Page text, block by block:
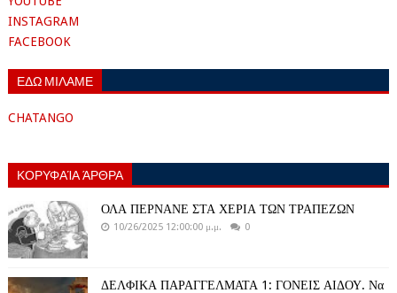
INSTAGRAM
FACEBOOK
ΕΔΩ ΜΙΛΑΜΕ
CHATANGO
ΚΟΡΥΦΑΊΑ ΆΡΘΡΑ
ΟΛΑ ΠΕΡΝΑΝΕ ΣΤΑ ΧΕΡΙΑ ΤΩΝ ΤΡΑΠΕΖΩΝ
10/26/2025 12:00:00 μ.μ. 0
ΔΕΛΦΙΚΑ ΠΑΡΑΓΓΕΛΜΑΤΑ 1: ΓΟΝΕΙΣ ΑΙΔΟΥ. Να